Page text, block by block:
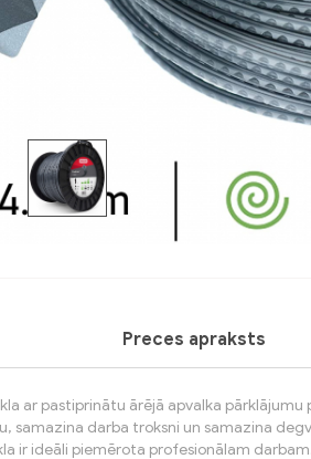
Preces apraksts
ar pastiprinātu ārējā apvalka
samazina darba troksni un samazina
ir ideāli piemērota profesionālam darbam.